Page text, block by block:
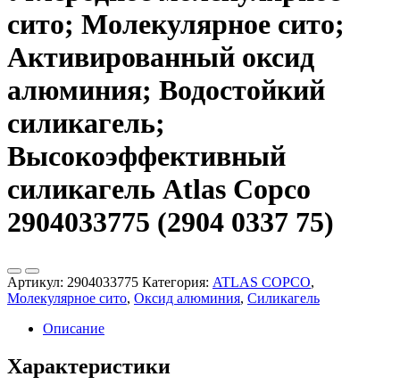
сито; Молекулярное сито;
Активированный оксид
алюминия; Водостойкий
силикагель;
Высокоэффективный
силикагель Atlas Copco
2904033775 (2904 0337 75)
Артикул: 2904033775 Категория: ATLAS COPCO,
Молекулярное сито, Оксид алюминия, Силикагель
Описание
Характеристики